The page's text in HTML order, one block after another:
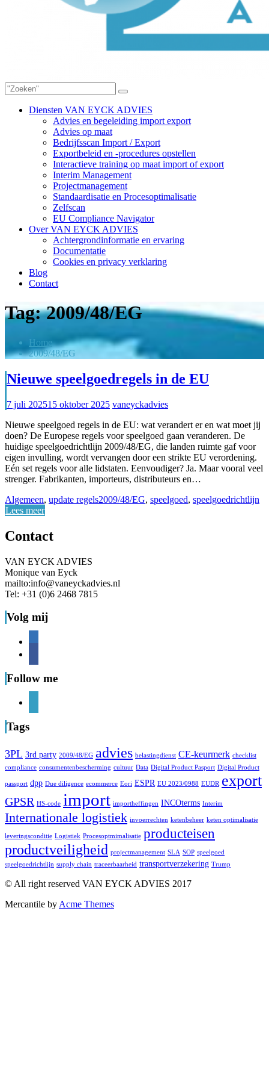
Diensten VAN EYCK ADVIES
Advies en begeleiding import export
Advies op maat
Bedrijfsscan Import / Export
Exportbeleid en -procedures opstellen
Interactieve training op maat import of export
Interim Management
Projectmanagement
Standaardisatie en Procesoptimalisatie
Zelfscan
EU Compliance Navigator
Over VAN EYCK ADVIES
Achtergrondinformatie en ervaring
Documentatie
Cookies en privacy verklaring
Blog
Contact
Tag:2009/48/EG
Home
2009/48/EG
Nieuwe speelgoedregels in de EU
7 juli 202515 oktober 2025 vaneyckadvies
Nieuwe speelgoed regels in de EU: wat verandert er en wat moet jij
doen? De Europese regels voor speelgoed gaan veranderen. De
huidige speelgoedrichtlijn 2009/48/EG, die landen ruimte gaf voor
eigen invulling, wordt vervangen door een strikte EU verordening.
Eén set regels voor alle lidstaten. Eenvoudiger? Ja. Maar vooral veel
strenger. Fabrikanten, importeurs, distributeurs en…
Algemeen, update regels2009/48/EG, speelgoed, speelgoedrichtlijn
Lees meer
Contact
VAN EYCK ADVIES
Monique van Eyck
mailto:info@vaneyckadvies.nl
Tel: +31 (0)6 2468 7815
Volg mij
Follow me
Tags
3PL 3rd party 2009/48/EG advies belastingdienst CE-keurmerk checklist
compliance consumentenbescherming cultuur Data Digital Product Pasport Digital Product
passport dpp Due diligence ecommerce Eori ESPR EU 2023/0988 EUDR export
GPSR HS-code import importheffingen INCOterms Interim
Internationale logistiek invoerrechten ketenbeheer keten optimalisatie
leveringsconditie Logistiek Procesoptmimalisatie producteisen
productveiligheid projectmanagement SLA SOP speelgoed
speelgoedrichtlijn supply chain traceerbaarheid transportverzekering Trump
© All right reserved VAN EYCK ADVIES 2017
Mercantile by Acme Themes